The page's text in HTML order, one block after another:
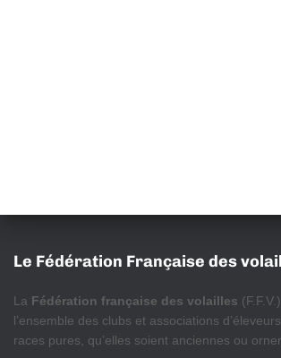
Le Fédération Française des
La Fédération française des volailles
l’ensemble des clubs et associations
races pures, qu’elles soient anciennes ou